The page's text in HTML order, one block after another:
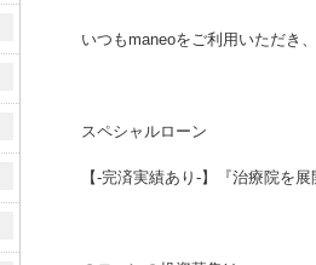
いつもmaneoをご利用いただき
スペシャルローン
【‐完済実績あり‐】『治療院を